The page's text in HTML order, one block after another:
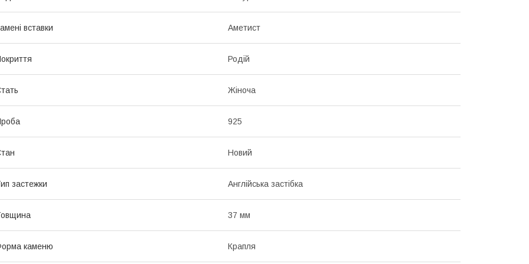
вставки Аметист
Родій
Жіноча
925
Новий
застежки Англійська застібка
37 мм
каменю Крапля